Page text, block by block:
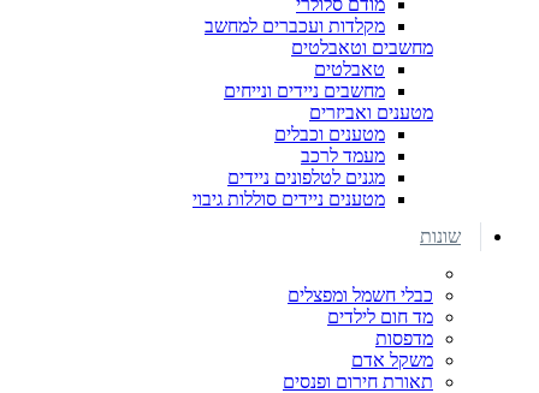
מודם סלולרי
מקלדות ועכברים למחשב
מחשבים וטאבלטים
טאבלטים
מחשבים ניידים ונייחים
מטענים ואביזרים
מטענים וכבלים
מעמד לרכב
מגנים לטלפונים ניידים
מטענים ניידים סוללות גיבוי
שונות
כבלי חשמל ומפצלים
מד חום לילדים
מדפסות
משקל אדם
תאורת חירום ופנסים